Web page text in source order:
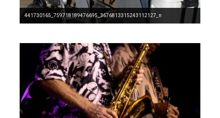
441730165_759718189476695_3676813315243112127_n